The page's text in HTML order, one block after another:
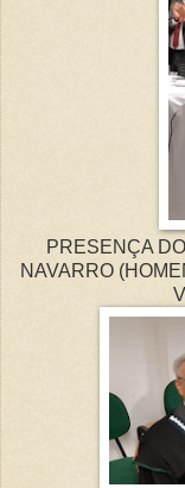
PRESENÇA
NAVARRO